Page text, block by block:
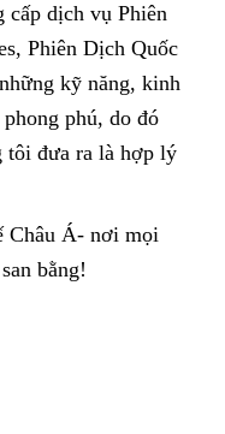
cấp dịch vụ Phiên
Phiên Dịch Quốc
kỹ năng, kinh
phú, do đó
tôi đưa ra là hợp lý
Châu Á- nơi mọi
bằng!